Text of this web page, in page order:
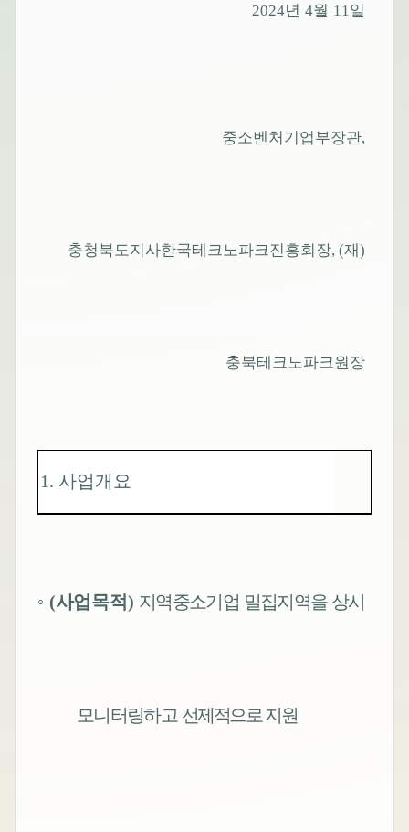
2024년4월 11일
중소벤처기업부장관,
충청북도지사한국테크노파크진흥회장, (재)
충북테크노파크원장
1. 사업개요
◦ (사업목적) 지역중소기업 밀집지역을 상시
모니터링하고 선제적으로 지원